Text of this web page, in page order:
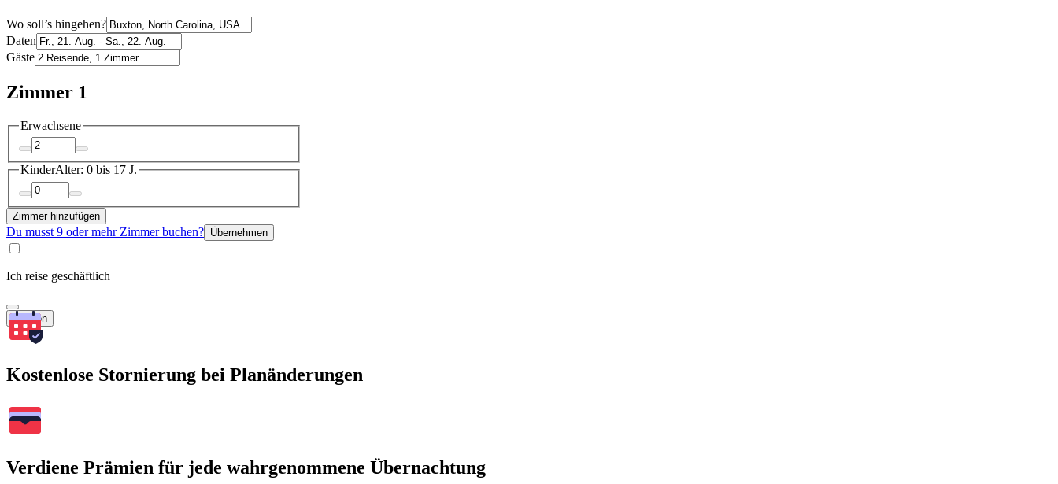
Wo soll’s hingehen?
Daten
Gäste
Zimmer 1
Erwachsene
KinderAlter: 0 bis 17 J.
Zimmer hinzufügen
Du musst 9 oder mehr Zimmer buchen? Übernehmen
Ich reise geschäftlich
Suchen
Kostenlose Stornierung bei Planänderungen
Verdiene Prämien für jede wahrgenommene Übernachtung